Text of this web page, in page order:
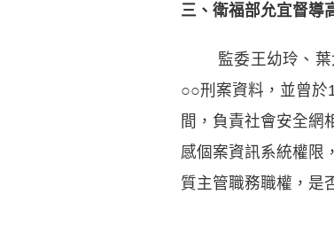
三、衛福部允宜督導
監委王幼玲、葉大
○○刑案資料，並曾於
間，負責社會安全網
感個案資訊系統權限
質主管職務職權，是